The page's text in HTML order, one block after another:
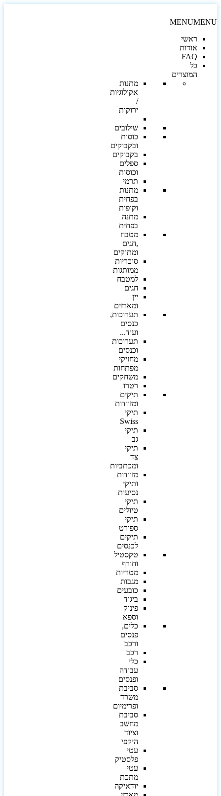
MENU
ראשי
אודות
FAQ
כל
המוצרים
מתנות
אקולוגיות
ירוקות
שילובים
כוסות
ובקבוקים
בקבוקים
ספלים
וכוסות
תרמי
מתנות
בפחית
וקופות
מתנה
בפחית
מטבח
,חגים
ומתוקים
סוכריות
ממותגות
למטבח
חגים
יין
ומארזים
תערוכות,
כנסים
ועוד...
תערוכות
וכנסים
מחזיקי
מפתחות
משחקים
רטרו
תיקים
ומזוודות
תיקי
Swiss
תיקי
תיקי
ומכתביות
מזוודות
ותיקי
נסיעות
תיקי
טיולים
תיקי
ספורט
תיקים
לכנסים
טקסטיל
וחורף
מטריות
מגבות
כובעים
ביגוד
פינוק
וספא
כלים,
פנסים
ורכב
רכב
כלי
עבודה
ופנסים
סביבת
משרד
ופרימיום
סביבת
מחשב
וציוד
היקפי
עטי
פלסטיק
עטי
מתכת
יודאיקה